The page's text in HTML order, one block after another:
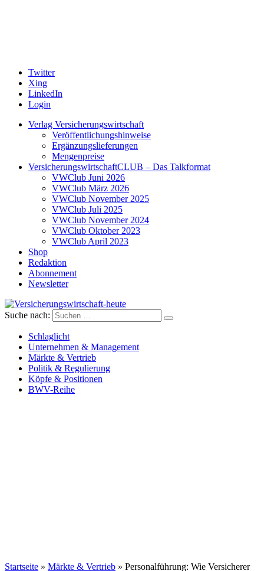
Twitter
Xing
LinkedIn
Login
Verlag Versicherungswirtschaft
Veröffentlichungshinweise
Ergänzungslieferungen
Mengenpreise
VersicherungswirtschaftCLUB – Das Talkformat
VWClub Juni 2026
VWClub März 2026
VWClub November 2025
VWClub Juli 2025
VWClub November 2024
VWClub Oktober 2023
VWClub April 2023
Shop
Redaktion
Abonnement
Newsletter
Versicherungswirtschaft-heute
Suche nach:
Schlaglicht
Unternehmen & Management
Märkte & Vertrieb
Politik & Regulierung
Köpfe & Positionen
BWV-Reihe
Startseite » Märkte & Vertrieb » Personalführung: Wie Versicherer